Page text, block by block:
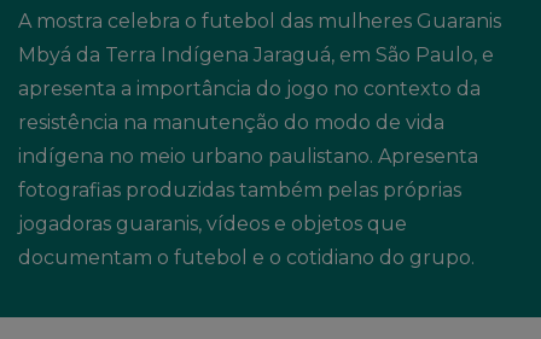
A mostra celebra o futebol das mulheres Guaranis
Mbyá da Terra Indígena Jaraguá, em São Paulo, e
apresenta a importância do jogo no contexto da
resistência na manutenção do modo de vida
indígena no meio urbano paulistano. Apresenta
fotografias produzidas também pelas próprias
jogadoras guaranis, vídeos e objetos que
documentam o futebol e o cotidiano do grupo.